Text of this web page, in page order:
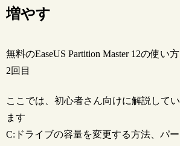
増やす
無料のEaseUS Partition Master 12の使い方
2回目
ここでは、初心者さん向けに解説してい
ます
C:ドライブの容量を変更する方法、パー